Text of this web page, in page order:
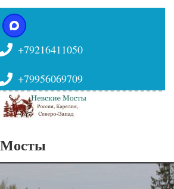
+79216411050
+79956069709